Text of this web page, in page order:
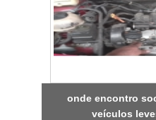
onde encontro
veículos